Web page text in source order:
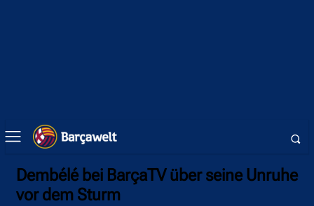
Dembélé bei BarçaTV über seine Unruhe
vor dem Sturm